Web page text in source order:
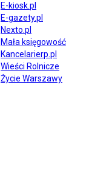
E-kiosk.pl
E-gazety.pl
Nexto.pl
Mała księgowość
Kancelarierp.pl
Wieści Rolnicze
Życie Warszawy